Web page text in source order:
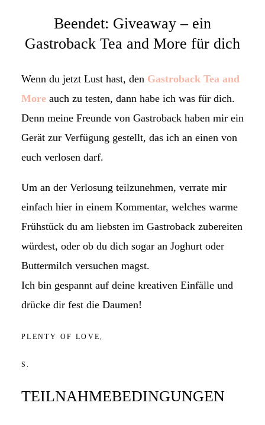
Beendet: Giveaway – ein
Gastroback Tea and More für dich
Wenn du jetzt Lust hast, den Gastroback Tea and
Moreauch zu testen, dann habe ich was für dich.
Denn meine Freunde von Gastroback haben mir ein
Gerät zur Verfügung gestellt, das ich an einen von
euch verlosen darf.
Um an der Verlosung teilzunehmen, verrate mir
einfach hier in einem Kommentar, welches warme
Frühstück du am liebsten im Gastroback zubereiten
würdest, oder ob du dich sogar an Joghurt oder
Buttermilch versuchen magst.
Ich bin gespannt auf deine kreativen Einfälle und
drücke dir fest die Daumen!
PLENTY OF LOVE,
S.
TEILNAHMEBEDINGUNGEN